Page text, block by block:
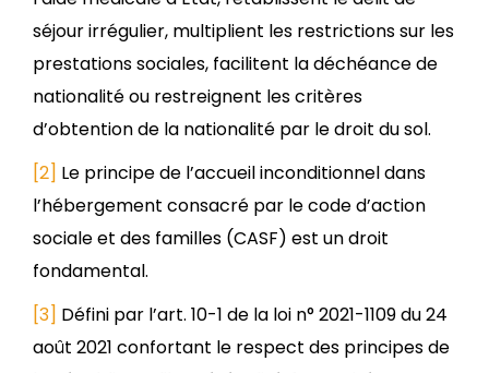
séjour irrégulier, multiplient les restrictions sur les
prestations sociales, facilitent la déchéance de
nationalité ou restreignent les critères
d’obtention de la nationalité par le droit du sol.
[2] Le principe de l’accueil inconditionnel dans
l’hébergement consacré par le code d’action
sociale et des familles (CASF) est un droit
fondamental.
[3] Défini par l’art. 10-1 de la loi n° 2021-1109 du 24
août 2021 confortant le respect des principes de